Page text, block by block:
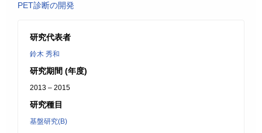
PET診断の開発
研究代表者
鈴木 秀和
研究期間 (年度)
2013 – 2015
研究種目
基盤研究(B)